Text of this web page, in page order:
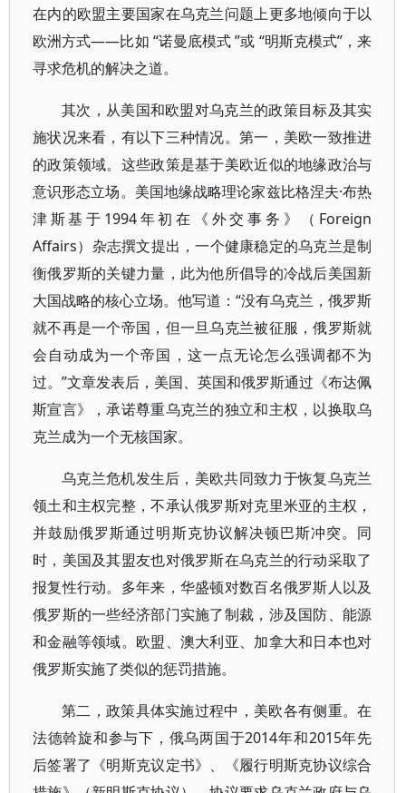
在内的欧盟主要国家在乌克兰问题上更多地倾向于以
欧洲方式——比如 “诺曼底模式 ”或 “明斯克模式”，来
寻求危机的解决之道。
其次，从美国和欧盟对乌克兰的政策目标及其实
施状况来看，有以下三种情况。第一，美欧一致推进
的政策领域。这些政策是基于美欧近似的地缘政治与
意识形态立场。美国地缘战略理论家兹比格涅夫·布热
津斯基于1994年初在《外交事务》（Foreign
Affairs）杂志撰文提出，一个健康稳定的乌克兰是制
衡俄罗斯的关键力量，此为他所倡导的冷战后美国新
大国战略的核心立场。他写道：“没有乌克兰，俄罗斯
就不再是一个帝国，但一旦乌克兰被征服，俄罗斯就
会自动成为一个帝国，这一点无论怎么强调都不为
过。”文章发表后，美国、英国和俄罗斯通过《布达佩
斯宣言》，承诺尊重乌克兰的独立和主权，以换取乌
克兰成为一个无核国家。
乌克兰危机发生后，美欧共同致力于恢复乌克兰
领土和主权完整，不承认俄罗斯对克里米亚的主权，
并鼓励俄罗斯通过明斯克协议解决顿巴斯冲突。同
时，美国及其盟友也对俄罗斯在乌克兰的行动采取了
报复性行动。多年来，华盛顿对数百名俄罗斯人以及
俄罗斯的一些经济部门实施了制裁，涉及国防、能源
和金融等领域。欧盟、澳大利亚、加拿大和日本也对
俄罗斯实施了类似的惩罚措施。
第二，政策具体实施过程中，美欧各有侧重。在
法德斡旋和参与下，俄乌两国于2014年和2015年先
后签署了《明斯克议定书》、《履行明斯克协议综合